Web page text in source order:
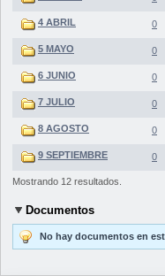
4 ABRIL 0
5 MAYO 0
6 JUNIO 0
7 JULIO 0
8 AGOSTO 0
9 SEPTIEMBRE 0
Mostrando 12 resultados.
Documentos
No hay documentos en